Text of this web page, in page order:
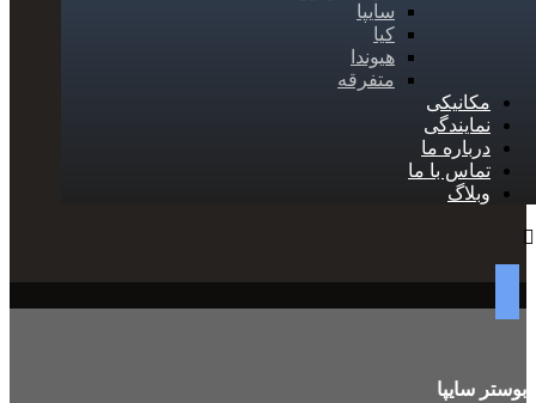
سایپا
کیا
هیوندا
متفرقه
مکانیکی
نمایندگی
درباره ما
تماس با ما
وبلاگ
بوستر سایپا